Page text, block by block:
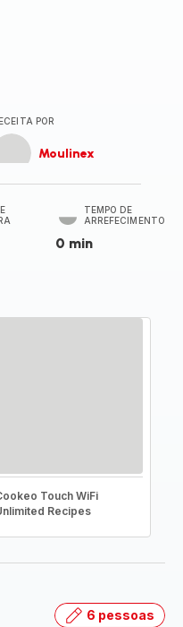
POR
Moulinex
TEMPO DE
ARREFECIMENTO
0 min
Touch WiFi
Recipes
6 pessoas